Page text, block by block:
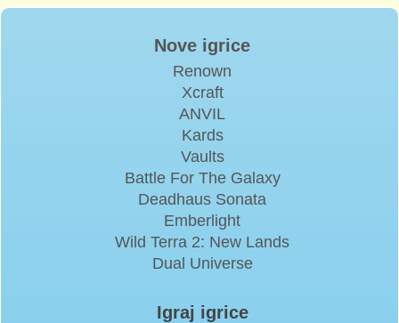
Nove igrice
Renown
Xcraft
ANVIL
Kards
Vaults
Battle For The Galaxy
Deadhaus Sonata
Emberlight
Wild Terra 2: New Lands
Dual Universe
Igraj igrice